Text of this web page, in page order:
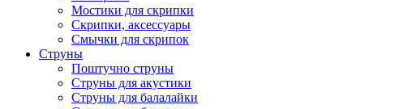
Мостики для скрипки
Скрипки, аксессуары
Смычки для скрипок
Струны
Поштучно струны
Струны для акустики
Струны для балалайки